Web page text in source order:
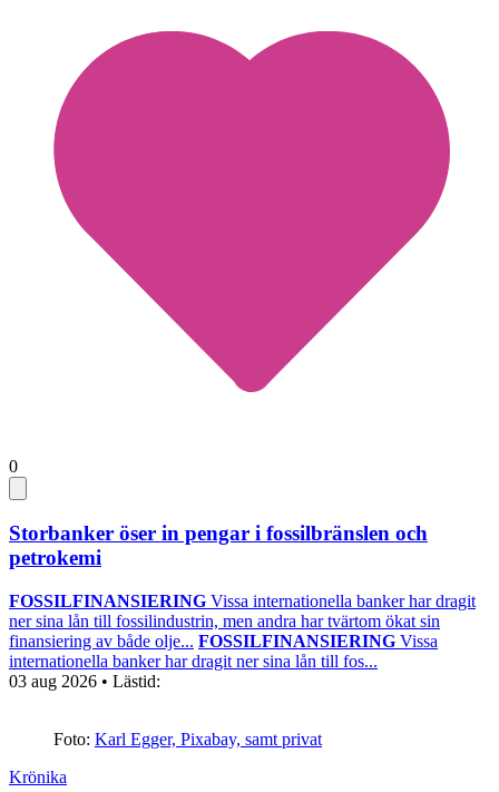
0
Storbanker öser in pengar i fossilbränslen och
petrokemi
FOSSILFINANSIERING Vissa internationella banker har dragit
ner sina lån till fossilindustrin, men andra har tvärtom ökat sin
finansiering av både olje... FOSSILFINANSIERING Vissa
internationella banker har dragit ner sina lån till fos...
03 aug 2026 • Lästid:
Foto: Karl Egger, Pixabay, samt privat
Krönika